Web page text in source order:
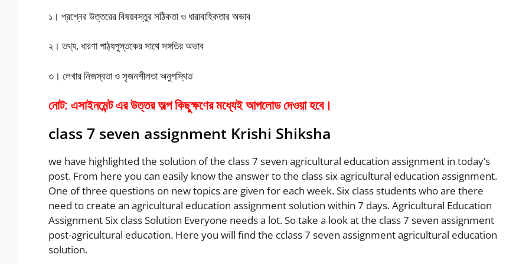
১। প্রশ্নের উত্তরের বিষয়বস্তুর সঠিকতা ও ধারাবাহিকতার অভাব
২। তথ্য, ধারণা পাঠ্যপুস্তকের সাথে সঙ্গতির অভাব
৩। লেখার নিজস্বতা ও সৃজনশীলতা অনুপস্থিত
নোট: এসাইনমেন্ট এর উত্তর অল্প কিছুক্ষণের মধ্যেই আপলোড দেওয়া হবে।
class 7 seven assignment Krishi Shiksha
we have highlighted the solution of the class 7 seven agricultural education assignment in today’s
post. From here you can easily know the answer to the class six agricultural education assignment.
One of three questions on new topics are given for each week. Six class students who are there
need to create an agricultural education assignment solution within 7 days. Agricultural Education
Assignment Six class Solution Everyone needs a lot. So take a look at the class 7 seven assignment
post-agricultural education. Here you will find the cclass 7 seven assignment agricultural education
solution.